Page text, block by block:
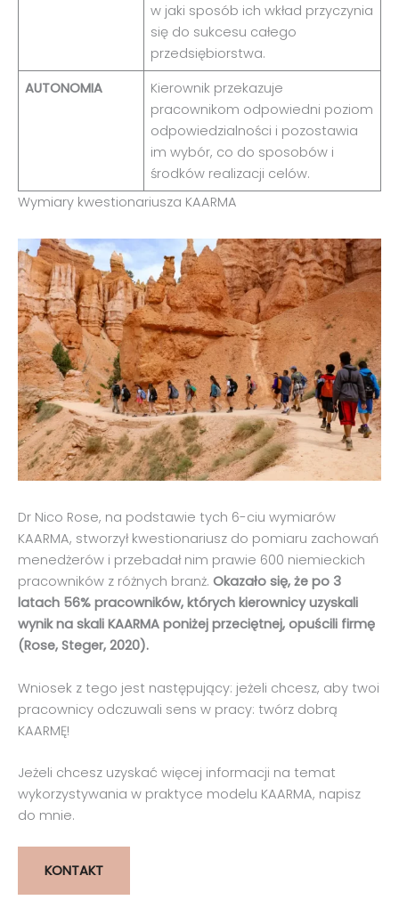
w jaki sposób ich wkład przyczynia
się do sukcesu całego
przedsiębiorstwa.
AUTONOMIA
Kierownik przekazuje
pracownikom odpowiedni poziom
odpowiedzialności i pozostawia
im wybór, co do sposobów i
środków realizacji celów.
Wymiary kwestionariusza KAARMA
Dr Nico Rose, na podstawie tych 6-ciu wymiarów
KAARMA, stworzył kwestionariusz do pomiaru zachowań
menedżerów i przebadał nim prawie 600 niemieckich
pracowników z różnych branż. Okazało się, że po 3
latach 56% pracowników, których kierownicy uzyskali
wynik na skali KAARMA poniżej przeciętnej, opuścili firmę
(Rose, Steger, 2020).
Wniosek z tego jest następujący: jeżeli chcesz, aby twoi
pracownicy odczuwali sens w pracy: twórz dobrą
KAARMĘ!
Jeżeli chcesz uzyskać więcej informacji na temat
wykorzystywania w praktyce modelu KAARMA, napisz
do mnie.
KONTAKT